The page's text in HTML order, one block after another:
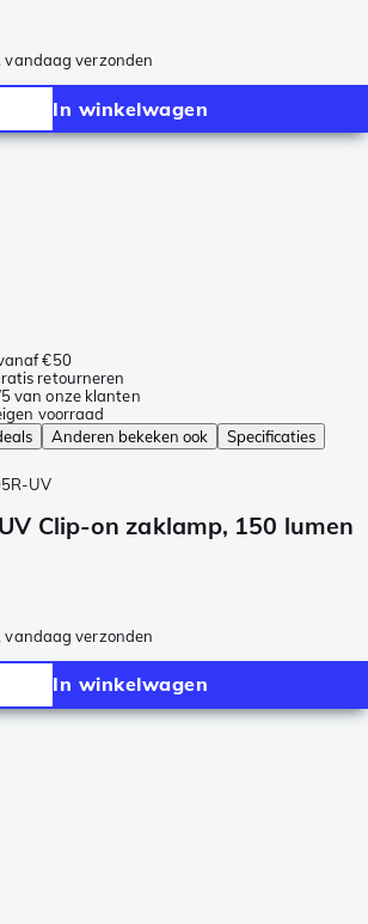
vandaag verzonden
In winkelwagen
€50
retourneren
van onze klanten
voorraad
Anderen bekeken ook
Specificaties
UV
Clip-on zaklamp, 150 lumen
vandaag verzonden
In winkelwagen